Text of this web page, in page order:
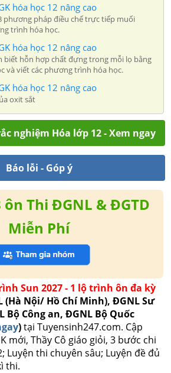
hóa học 12 nâng cao
phương pháp điều chế trực tiếp muối
trình hóa học.
hóa học 12 nâng cao
biết hỗn hợp chất đựng trong mỗi lọ bằng
và viết các phương trình hóa học.
hóa học 12 nâng cao
oxit sắt
nghiệm Hóa lớp 12 - Xem ngay
Báo lỗi - Góp ý
ôn Thi ĐGNL & ĐGTD
Miễn Phí
Sun 2027 - 1 lộ trình ôn đa kỳ
(Hà Nội/ Hồ Chí Minh), ĐGNL Sư
Bộ Công an, ĐGNL Bộ Quốc
)tại Tuyensinh247.com. Cập
mới, Thầy Cô giáo giỏi, 3 bước chi
Luyện thi chuyên sâu; Luyện đề đủ
thi.